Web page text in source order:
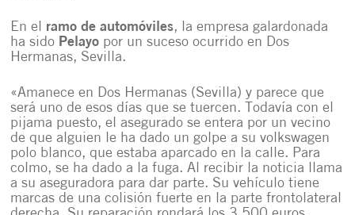
En el ramo de automóviles, la empresa galardonada
ha sido Pelayo por un suceso ocurrido en Dos
Hermanas, Sevilla.
«Amanece en Dos Hermanas (Sevilla) y parece que
será uno de esos días que se tuercen. Todavía con el
pijama puesto, el asegurado se entera por un vecino
de que alguien le ha dado un golpe a su volkswagen
polo blanco, que estaba aparcado en la calle. Para
colmo, se ha dado a la fuga. Al recibir la noticia llama
a su aseguradora para dar parte. Su vehículo tiene
marcas de una colisión fuerte en la parte frontolateral